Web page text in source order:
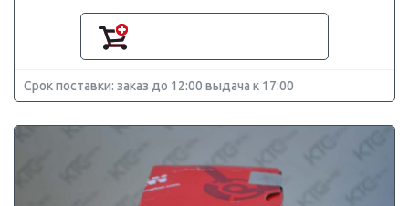
Срок поставки: заказ до 12:00 выдача к 17:00